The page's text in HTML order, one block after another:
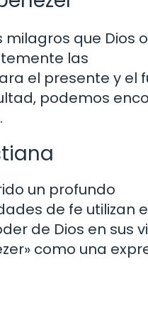
milagros que Dios
las
el presente y el
podemos
un profundo
de fe utilizan
de Dios en sus
como una